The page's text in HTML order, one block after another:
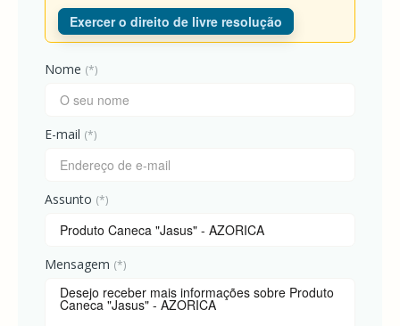
AZOREAN
DREAM
Exercer o direito de livre resolução
Nome (*)
E-mail (*)
Assunto (*)
Mensagem (*)